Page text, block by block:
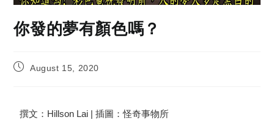
你發的夢有顏色嗎？
August 15, 2020
撰文：Hillson Lai | 插圖：怪奇事物所